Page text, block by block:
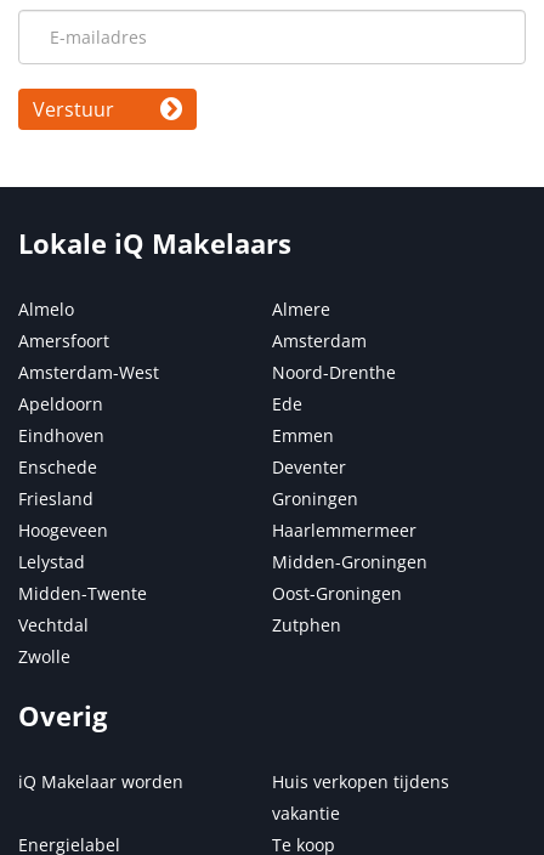
Verstuur
Lokale iQ Makelaars
Almelo
Almere
Amersfoort
Amsterdam
Amsterdam-West
Noord-Drenthe
Apeldoorn
Ede
Eindhoven
Emmen
Enschede
Deventer
Friesland
Groningen
Hoogeveen
Haarlemmermeer
Lelystad
Midden-Groningen
Midden-Twente
Oost-Groningen
Vechtdal
Zutphen
Zwolle
Overig
iQ Makelaar worden
Huis verkopen tijdens
vakantie
Energielabel
Te koop